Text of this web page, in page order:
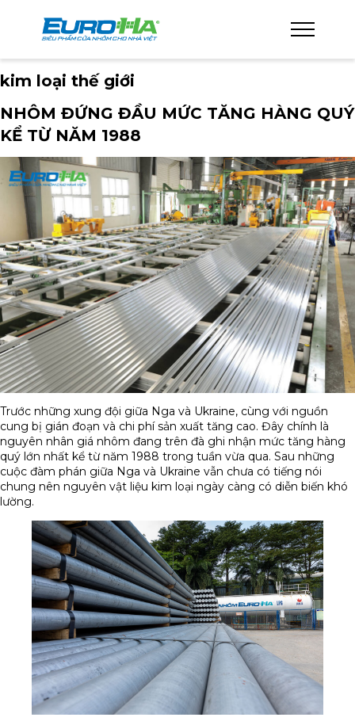
kim loại thế giới
NHÔM ĐỨNG ĐẦU MỨC TĂNG HÀNG QUÝ
KỂ TỪ NĂM 1988
Trước những xung đội giữa Nga và Ukraine, cùng với nguồn
cung bị gián đoạn và chi phí sản xuất tăng cao. Đây chính là
nguyên nhân giá nhôm đang trên đà ghi nhận mức tăng hàng
quý lớn nhất kể từ năm 1988 trong tuần vừa qua. Sau những
cuộc đàm phán giữa Nga và Ukraine vẫn chưa có tiếng nói
chung nên nguyên vật liệu kim loại ngày càng có diễn biến khó
lường.